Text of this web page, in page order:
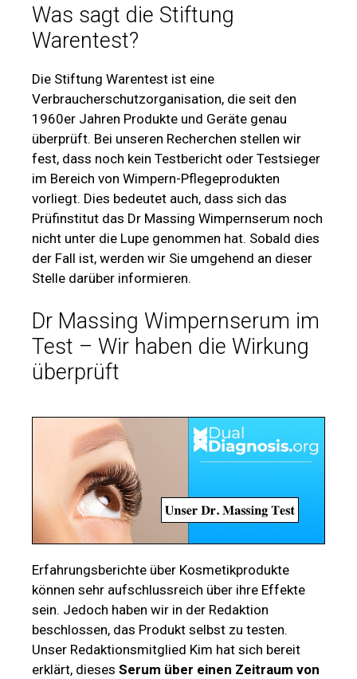
Was sagt die Stiftung
Warentest?
Die Stiftung Warentest ist eine
Verbraucherschutzorganisation, die seit den
1960er Jahren Produkte und Geräte genau
überprüft. Bei unseren Recherchen stellen wir
fest, dass noch kein Testbericht oder Testsieger
im Bereich von Wimpern-Pflegeprodukten
vorliegt. Dies bedeutet auch, dass sich das
Prüfinstitut das Dr Massing Wimpernserum noch
nicht unter die Lupe genommen hat. Sobald dies
der Fall ist, werden wir Sie umgehend an dieser
Stelle darüber informieren.
Dr Massing Wimpernserum im
Test – Wir haben die Wirkung
überprüft
Erfahrungsberichte über Kosmetikprodukte
können sehr aufschlussreich über ihre Effekte
sein. Jedoch haben wir in der Redaktion
beschlossen, das Produkt selbst zu testen.
Unser Redaktionsmitglied Kim hat sich bereit
erklärt, dieses Serum über einen Zeitraum von